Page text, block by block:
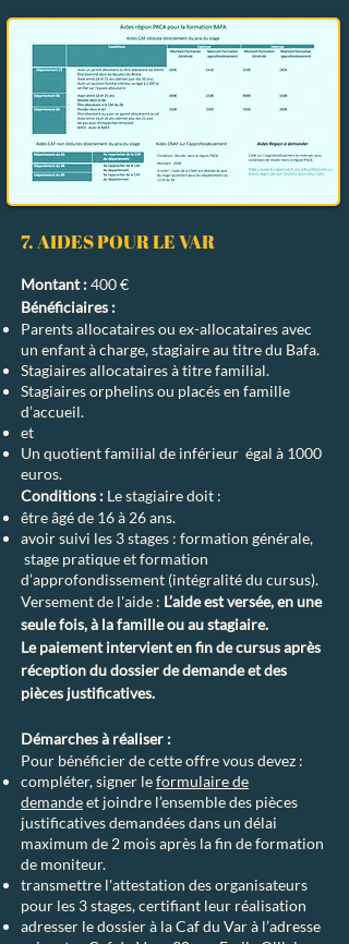
7. AIDES POUR LE VAR
Montant :400 €
Bénéficiaires :
Parents allocataires ou ex-allocataires avec
un enfant à charge, stagiaire au titre du Bafa.
Stagiaires allocataires à titre familial.
Stagiaires orphelins ou placés en famille
d’accueil.
et
Un quotient familial de inférieur égal à 1000
euros.
Conditions : Le stagiaire doit :
être âgé de 16 à 26 ans.
avoir suivi les 3 stages : formation générale,
stage pratique et formation
d’approfondissement (intégralité du cursus).
Versement de l'aide : L’aide est versée, en une
seule fois, à la famille ou au stagiaire.
Le paiement intervient en fin de cursus après
réception du dossier de demande et des
pièces justificatives.
Démarches à réaliser :
Pour bénéficier de cette offre vous devez :
compléter, signer leformulaire de
demandeet joindre l’ensemble des pièces
justificatives demandées dans un délai
maximum de 2 mois après la fin de formation
de moniteur.
transmettre l'attestation des organisateurs
pour les 3 stages, certifiant leur réalisation
adresser le dossier à la Caf du Var à l’adresse